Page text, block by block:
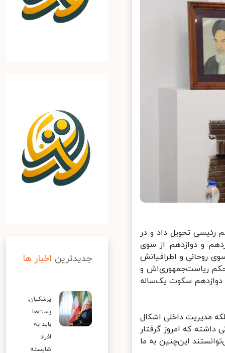
رئیسی تحویل داد و در
و دوازدهم از سوی
روحانی و اطرافیانش
ریاست‌جمهوری‌اش و
سکوت یک‌ساله
مدیریت داخلی اشکال
که امروز گرفتار
این‌چنین به ما
جدیدترین اخبار ها
پزشکیان:
پست‌ها
باید به
افراد
شایسته